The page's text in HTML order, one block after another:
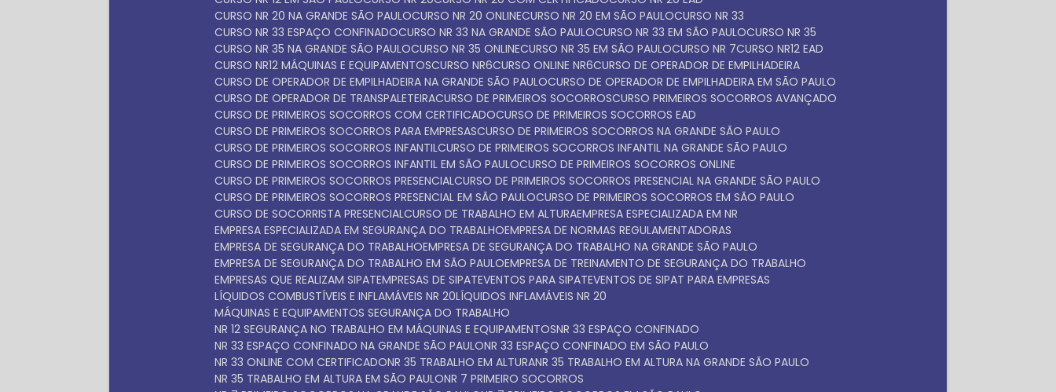
CURSO NR 20 NA GRANDE SÃO PAULO CURSO NR 20 ONLINE CURSO NR 20 EM SÃO PAULO CURSO NR 33
CURSO NR 33 ESPAÇO CONFINADO CURSO NR 33 NA GRANDE SÃO PAULO CURSO NR 33 EM SÃO PAULO CURSO NR 35
CURSO NR 35 NA GRANDE SÃO PAULO CURSO NR 35 ONLINE CURSO NR 35 EM SÃO PAULO CURSO NR 7 CURSO NR12 EAD
CURSO NR12 MÁQUINAS E EQUIPAMENTOS CURSO NR6 CURSO ONLINE NR6 CURSO DE OPERADOR DE EMPILHADEIRA
CURSO DE OPERADOR DE EMPILHADEIRA NA GRANDE SÃO PAULO CURSO DE OPERADOR DE EMPILHADEIRA EM SÃO PAULO
CURSO DE OPERADOR DE TRANSPALETEIRA CURSO DE PRIMEIROS SOCORROS CURSO PRIMEIROS SOCORROS AVANÇADO
CURSO DE PRIMEIROS SOCORROS COM CERTIFICADO CURSO DE PRIMEIROS SOCORROS EAD
CURSO DE PRIMEIROS SOCORROS PARA EMPRESAS CURSO DE PRIMEIROS SOCORROS NA GRANDE SÃO PAULO
CURSO DE PRIMEIROS SOCORROS INFANTIL CURSO DE PRIMEIROS SOCORROS INFANTIL NA GRANDE SÃO PAULO
CURSO DE PRIMEIROS SOCORROS INFANTIL EM SÃO PAULO CURSO DE PRIMEIROS SOCORROS ONLINE
CURSO DE PRIMEIROS SOCORROS PRESENCIAL CURSO DE PRIMEIROS SOCORROS PRESENCIAL NA GRANDE SÃO PAULO
CURSO DE PRIMEIROS SOCORROS PRESENCIAL EM SÃO PAULO CURSO DE PRIMEIROS SOCORROS EM SÃO PAULO
CURSO DE SOCORRISTA PRESENCIAL CURSO DE TRABALHO EM ALTURA EMPRESA ESPECIALIZADA EM NR
EMPRESA ESPECIALIZADA EM SEGURANÇA DO TRABALHO EMPRESA DE NORMAS REGULAMENTADORAS
EMPRESA DE SEGURANÇA DO TRABALHO EMPRESA DE SEGURANÇA DO TRABALHO NA GRANDE SÃO PAULO
EMPRESA DE SEGURANÇA DO TRABALHO EM SÃO PAULO EMPRESA DE TREINAMENTO DE SEGURANÇA DO TRABALHO
EMPRESAS QUE REALIZAM SIPAT EMPRESAS DE SIPAT EVENTOS PARA SIPAT EVENTOS DE SIPAT PARA EMPRESAS
LÍQUIDOS COMBUSTÍVEIS E INFLAMÁVEIS NR 20 LÍQUIDOS INFLAMÁVEIS NR 20
MÁQUINAS E EQUIPAMENTOS SEGURANÇA DO TRABALHO
NR 12 SEGURANÇA NO TRABALHO EM MÁQUINAS E EQUIPAMENTOS NR 33 ESPAÇO CONFINADO
NR 33 ESPAÇO CONFINADO NA GRANDE SÃO PAULO NR 33 ESPAÇO CONFINADO EM SÃO PAULO
NR 33 ONLINE COM CERTIFICADO NR 35 TRABALHO EM ALTURA NR 35 TRABALHO EM ALTURA NA GRANDE SÃO PAULO
NR 35 TRABALHO EM ALTURA EM SÃO PAULO NR 7 PRIMEIRO SOCORROS